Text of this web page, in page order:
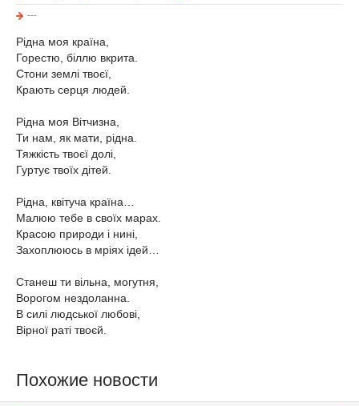
---
Рідна моя країна,
Горестю, біллю вкрита.
Стони землі твоєї,
Крають серця людей.
Рідна моя Вітчизна,
Ти нам, як мати, рідна.
Тяжкість твоєї долі,
Гуртує твоїх дітей.
Рідна, квітуча країна…
Малюю тебе в своїх марах.
Красою природи і нині,
Захоплююсь в мріях ідей…
Станеш ти вільна, могутня,
Ворогом нездоланна.
В силі людської любові,
Вірної раті твоєй.
Похожие новости